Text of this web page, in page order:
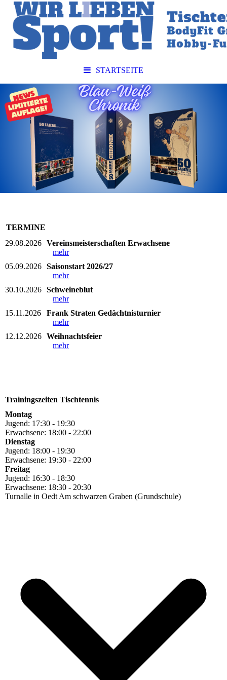
STARTSEITE
TERMINE
29.08.2026 Vereinsmeisterschaften Erwachsene
mehr
05.09.2026 Saisonstart 2026/27
mehr
30.10.2026 Schweineblut
mehr
15.11.2026
Frank Straten Gedächtnisturnier
mehr
12.12.2026 Weihnachtsfeier
mehr
Trainingszeiten Tischtennis
Montag
Jugend: 17:30 - 19:30
Erwachsene: 18:00 - 22:00
Dienstag
Jugend: 18:00 - 19:30
Erwachsene: 19:30 - 22:00
Freitag
Jugend: 16:30 - 18:30
Erwachsene: 18:30 - 20:30
Turnalle in Oedt Am schwarzen Graben (Grundschule)